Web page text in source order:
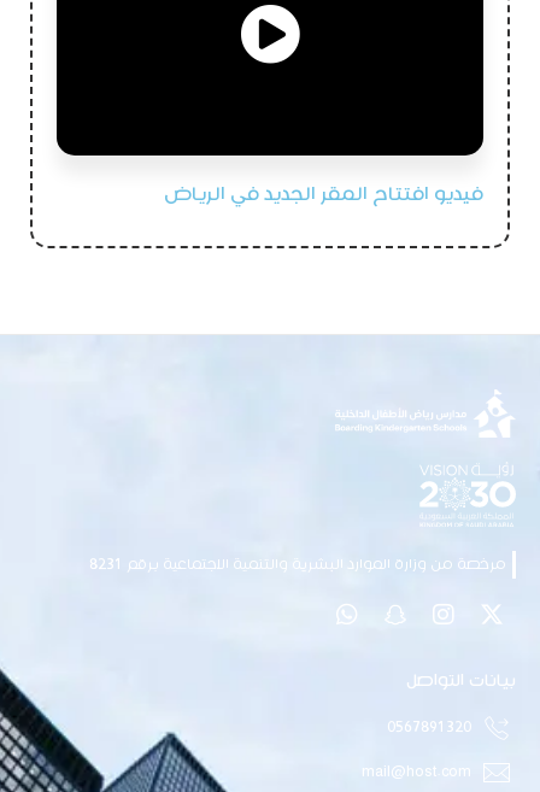
فيديو افتتاح المقر الجديد في الرياض
مرخصة من وزارة الموارد البشرية والتنمية الاجتماعية برقم 8231
بيانات التواصل
0567891320
mail@host.com